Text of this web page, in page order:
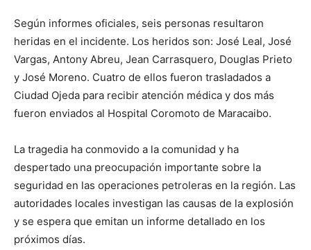
Según informes oficiales, seis personas resultaron
heridas en el incidente. Los heridos son: José Leal, José
Vargas, Antony Abreu, Jean Carrasquero, Douglas Prieto
y José Moreno. Cuatro de ellos fueron trasladados a
Ciudad Ojeda para recibir atención médica y dos más
fueron enviados al Hospital Coromoto de Maracaibo.
La tragedia ha conmovido a la comunidad y ha
despertado una preocupación importante sobre la
seguridad en las operaciones petroleras en la región. Las
autoridades locales investigan las causas de la explosión
y se espera que emitan un informe detallado en los
próximos días.